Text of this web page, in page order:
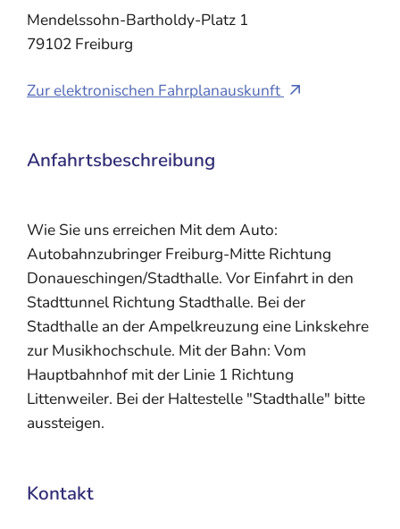
Mendelssohn-Bartholdy-Platz 1
79102 Freiburg
Zur elektronischen Fahrplanauskunft
Anfahrtsbeschreibung
Wie Sie uns erreichen Mit dem Auto:
Autobahnzubringer Freiburg-Mitte Richtung
Donaueschingen/Stadthalle. Vor Einfahrt in den
Stadttunnel Richtung Stadthalle. Bei der
Stadthalle an der Ampelkreuzung eine Linkskehre
zur Musikhochschule. Mit der Bahn: Vom
Hauptbahnhof mit der Linie 1 Richtung
Littenweiler. Bei der Haltestelle "Stadthalle" bitte
aussteigen.
Kontakt